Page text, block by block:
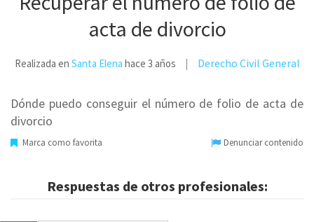
acta de divorcio
Realizada en Santa Elena hace 3 años Derecho Civil General
Dónde puedo conseguir el número de folio de acta de
divorcio
Marca como favorita Denunciar contenido
Respuestas de otros profesionales: